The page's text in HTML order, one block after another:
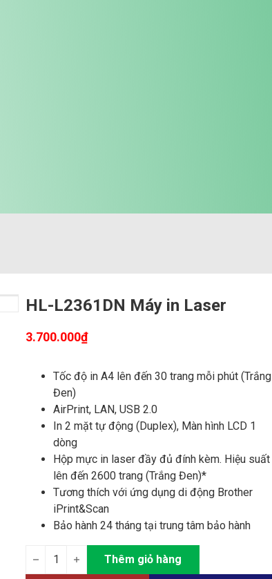
HL-L2361DN Máy in Laser
3.700.000₫
Tốc độ in A4 lên đến 30 trang mỗi phút (Trắng
Đen)
AirPrint, LAN, USB 2.0
In 2 mặt tự động (Duplex), Màn hình LCD 1
dòng
Hộp mực in laser đầy đủ đính kèm. Hiệu suất
lên đến 2600 trang (Trắng Đen)*
Tương thích với ứng dụng di động Brother
iPrint&Scan
Bảo hành 24 tháng tại trung tâm bảo hành
HL-L2361DN Máy in Laser quantity
Thêm giỏ hàng